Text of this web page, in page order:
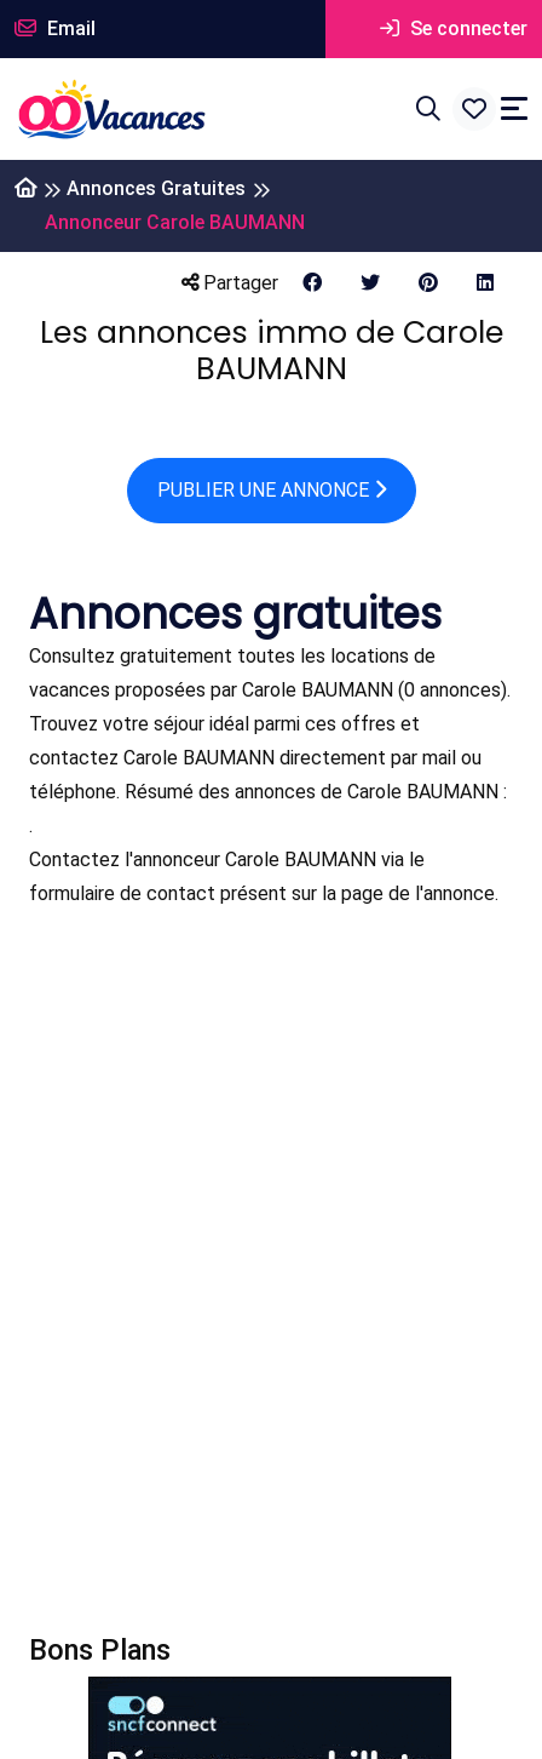
Email Se connecter
Annonces Gratuites
Annonceur Carole BAUMANN
Partager
Les annonces immo de Carole
BAUMANN
PUBLIER UNE ANNONCE
Annonces gratuites
Consultez gratuitement toutes les locations de
vacances proposées par Carole BAUMANN (0 annonces).
Trouvez votre séjour idéal parmi ces offres et
contactez Carole BAUMANN directement par mail ou
téléphone. Résumé des annonces de Carole BAUMANN :
.
Contactez l'annonceur Carole BAUMANN via le
formulaire de contact présent sur la page de l'annonce.
Bons Plans